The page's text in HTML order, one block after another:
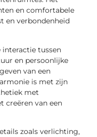
en comfortabele
en verbondenheid
interactie tussen
en persoonlijke
van een
is met zijn
met
creëren van een
zoals verlichting,